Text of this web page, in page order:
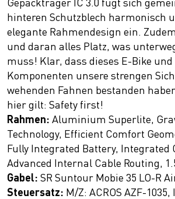
hinteren Schutzblech harmonisch
elegante Rahmendesign ein.
und daran alles Platz, was
muss! Klar, dass dieses E-Bike
Komponenten unsere strengen
wehenden Fahnen bestanden
hier gilt: Safety first!
Rahmen: Aluminium Superlite,
Technology, Efficient Comfort
Fully Integrated Battery, Integrated
Advanced Internal Cable Routing,
Gabel: SR Suntour Mobie 35 LO-R
Steuersatz: M/Z: ACROS AZF-